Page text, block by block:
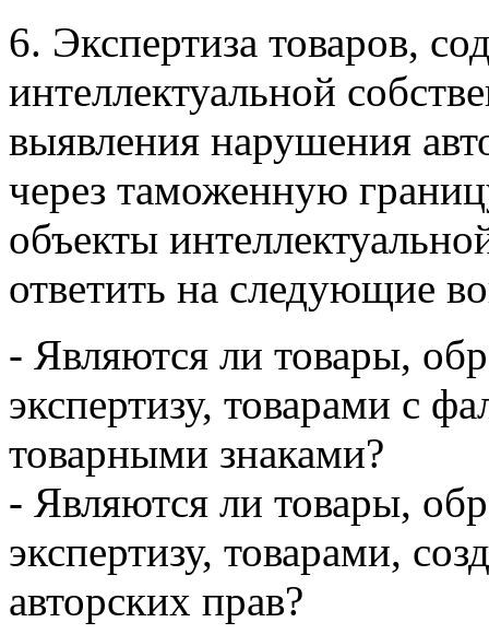
6. Экспертиза товаров,
интеллектуальной
выявления нарушения
через таможенную
объекты
ответить на следующие
- Являются ли товары,
экспертизу, товарами с
товарными знаками?
- Являются ли товары,
экспертизу, товарами,
авторских прав?